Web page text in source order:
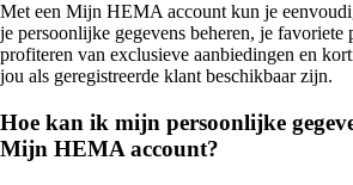
Met een Mijn HEMA account kun je
je persoonlijke gegevens beheren, je favoriete
profiteren van exclusieve aanbiedingen en
jou als geregistreerde klant beschikbaar zijn.
Hoe kan ik mijn persoonlijke
Mijn HEMA account?